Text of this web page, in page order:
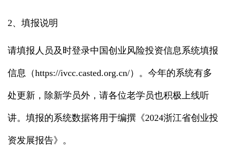
2、填报说明
请填报人员及时登录中国创业风险投资信息系统填报
信息（https://ivcc.casted.org.cn/）。今年的系统有多
处更新，除新学员外，请各位老学员也积极上线听
讲。填报的系统数据将用于编撰《2024浙江省创业投
资发展报告》。